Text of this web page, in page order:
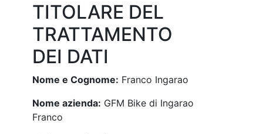
TITOLARE DEL
TRATTAMENTO
DEI DATI
Nome e Cognome: Franco Ingarao
Nome azienda: GFM Bike di Ingarao
Franco